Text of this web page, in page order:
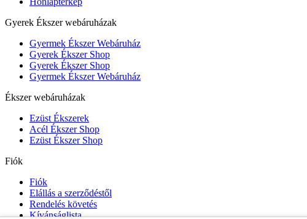
Gyerek Ékszer webáruházak
Gyermek Ékszer Webáruház
Gyerek Ékszer Shop
Gyerek Ékszer Shop
Gyermek Ékszer Webáruház
Ékszer webáruházak
Ezüst Ékszerek
Acél Ékszer Shop
Ezüst Ékszer Shop
Fiók
Fiók
Elállás a szerződéstől
Rendelés követés
Kívánságlista